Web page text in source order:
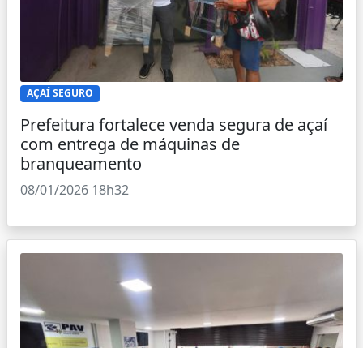
AÇAÍ SEGURO
Prefeitura fortalece venda segura de açaí
com entrega de máquinas de
branqueamento
08/01/2026 18h32